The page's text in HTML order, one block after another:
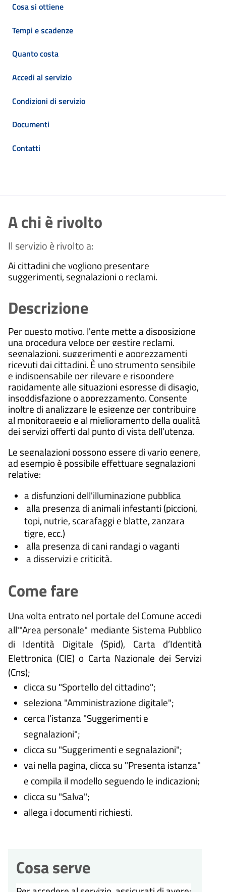
Cosa si ottiene
Tempi e scadenze
Quanto costa
Accedi al servizio
Condizioni di servizio
Documenti
Contatti
A chi è rivolto
Il servizio è rivolto a:
Ai cittadini che vogliono presentare
suggerimenti, segnalazioni o reclami.
Descrizione
Per questo motivo, l'ente mette a disposizione
una procedura veloce per gestire reclami,
segnalazioni, suggerimenti e apprezzamenti
ricevuti dai cittadini. È uno strumento sensibile
e indispensabile per rilevare e rispondere
rapidamente alle situazioni espresse di disagio,
insoddisfazione o apprezzamento. Consente
inoltre di analizzare le esigenze per contribuire
al monitoraggio e al miglioramento della qualità
dei servizi offerti dal punto di vista dell’utenza.
Le segnalazioni possono essere di vario genere,
ad esempio è possibile effettuare segnalazioni
relative:
a disfunzioni dell'illuminazione pubblica
alla presenza di animali infestanti (piccioni,
topi, nutrie, scarafaggi e blatte, zanzara
tigre, ecc.)
alla presenza di cani randagi o vaganti
a disservizi e criticità.
Come fare
Una volta entrato nel portale del Comune accedi
all'"Area personale" mediante Sistema Pubblico
di Identità Digitale (Spid), Carta d’Identità
Elettronica (CIE) o Carta Nazionale dei Servizi
(Cns);
clicca su "Sportello del cittadino";
seleziona "Amministrazione digitale";
cerca l'istanza "Suggerimenti e
segnalazioni";
clicca su "Suggerimenti e segnalazioni";
vai nella pagina, clicca su "Presenta istanza"
e compila il modello seguendo le indicazioni;
clicca su "Salva";
allega i documenti richiesti.
Cosa serve